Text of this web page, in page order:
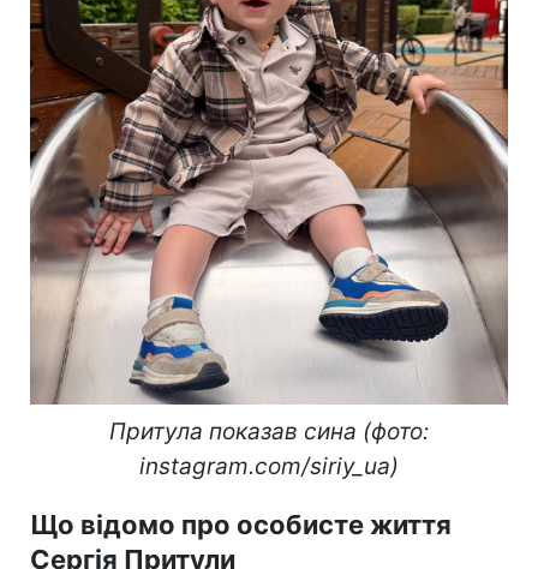
Притула показав сина (фото:
instagram.com/siriy_ua)
Що відомо про особисте життя
Сергія Притули